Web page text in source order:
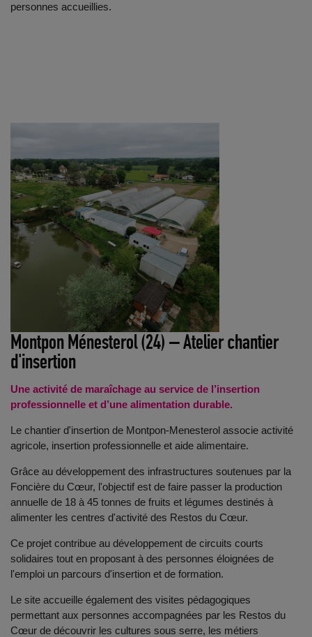
personnes accueillies.
Montpon Ménesterol (24) – Atelier chantier
d'insertion
Une activité de maraîchage au service de l’insertion
professionnelle et d’une alimentation durable.
Le chantier d'insertion de Montpon-Menesterol associe activité
agricole, insertion professionnelle et aide alimentaire.
Grâce au développement des infrastructures soutenues par la
Foncière du Cœur, l'objectif est de faire passer la production
annuelle de 18 à 45 tonnes de fruits et légumes destinés à
alimenter les centres d'activité des Restos du Cœur.
Ce projet contribue au développement de circuits courts
solidaires tout en proposant à des personnes éloignées de
l'emploi un parcours d'insertion et de formation.
Le site accueille également des visites pédagogiques
permettant aux personnes accompagnées par les Restos du
Cœur de découvrir les cultures sous serre, les métiers